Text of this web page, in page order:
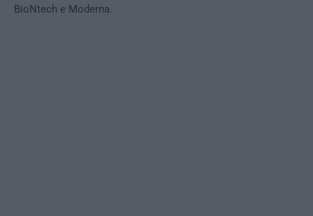
BioNtech e Moderna.